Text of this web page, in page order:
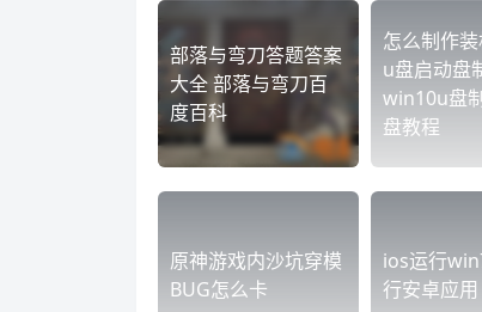
部落与弯刀答题答案
大全 部落与弯刀百
度百科
怎么制作
u盘启动盘
win10u盘
盘教程
原神游戏内沙坑穿模
BUG怎么卡
ios运行
行安卓应用